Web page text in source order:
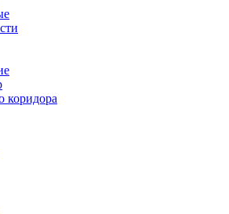
коридора